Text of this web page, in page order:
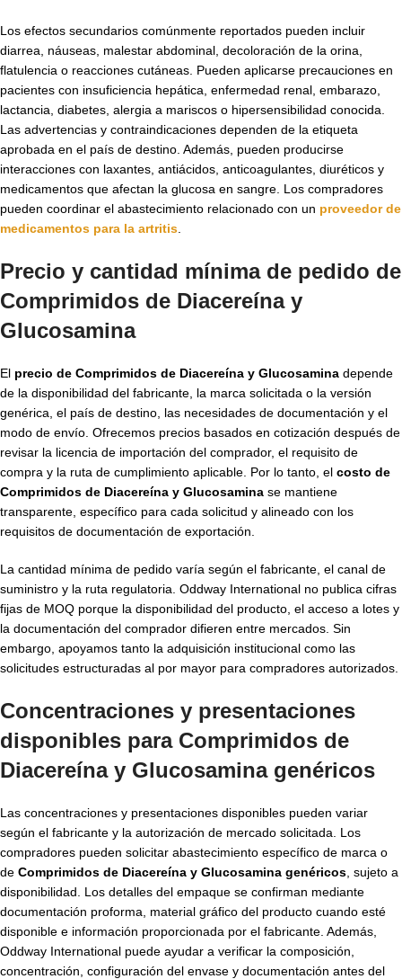
Los efectos secundarios comúnmente reportados pueden incluir
diarrea, náuseas, malestar abdominal, decoloración de la orina,
flatulencia o reacciones cutáneas. Pueden aplicarse precauciones en
pacientes con insuficiencia hepática, enfermedad renal, embarazo,
lactancia, diabetes, alergia a mariscos o hipersensibilidad conocida.
Las advertencias y contraindicaciones dependen de la etiqueta
aprobada en el país de destino. Además, pueden producirse
interacciones con laxantes, antiácidos, anticoagulantes, diuréticos y
medicamentos que afectan la glucosa en sangre. Los compradores
pueden coordinar el abastecimiento relacionado con un proveedor de
medicamentos para la artritis
Precio y cantidad mínima de pedido de
Comprimidos de Diacereína y
Glucosamina
El precio de Comprimidos de Diacereína y Glucosamina depende
de la disponibilidad del fabricante, la marca solicitada o la versión
genérica, el país de destino, las necesidades de documentación y el
modo de envío. Ofrecemos precios basados en cotización después de
revisar la licencia de importación del comprador, el requisito de
compra y la ruta de cumplimiento aplicable. Por lo tanto, el costo de
Comprimidos de Diacereína y Glucosamina se mantiene
transparente, específico para cada solicitud y alineado con los
requisitos de documentación de exportación.
La cantidad mínima de pedido varía según el fabricante, el canal de
suministro y la ruta regulatoria. Oddway International no publica cifras
fijas de MOQ porque la disponibilidad del producto, el acceso a lotes y
la documentación del comprador difieren entre mercados. Sin
embargo, apoyamos tanto la adquisición institucional como las
solicitudes estructuradas al por mayor para compradores autorizados.
Concentraciones y presentaciones
disponibles para Comprimidos de
Diacereína y Glucosamina genéricos
Las concentraciones y presentaciones disponibles pueden variar
según el fabricante y la autorización de mercado solicitada. Los
compradores pueden solicitar abastecimiento específico de marca o
de Comprimidos de Diacereína y Glucosamina genéricos , sujeto a
disponibilidad. Los detalles del empaque se confirman mediante
documentación proforma, material gráfico del producto cuando esté
disponible e información proporcionada por el fabricante. Además,
Oddway International puede ayudar a verificar la composición,
concentración, configuración del envase y documentación antes del